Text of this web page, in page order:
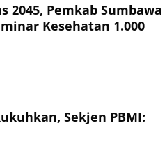
2045, Pemkab Sumbawa
Kesehatan 1.000
Sekjen PBMI: